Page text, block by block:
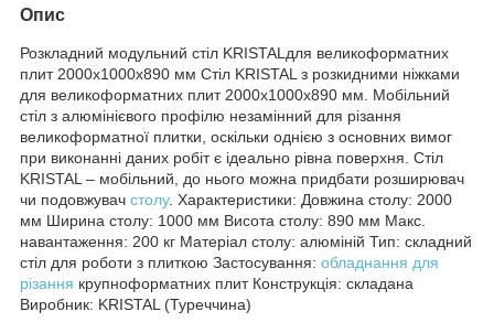
Опис
Розкладний модульний стіл KRISTALдля великоформатних
плит 2000x1000х890 мм Стіл KRISTAL з розкидними ніжками
для великоформатних плит 2000х1000х890 мм. Мобільний
стіл з алюмінієвого профілю незамінний для різання
великоформатної плитки, оскільки однією з основних вимог
при виконанні даних робіт є ідеально рівна поверхня. Стіл
KRISTAL – мобільний, до нього можна придбати розширювач
чи подовжувач столу. Характеристики: Довжина столу: 2000
мм Ширина столу: 1000 мм Висота столу: 890 мм Макс.
навантаження: 200 кг Матеріал столу: алюміній Тип: складний
стіл для роботи з плиткою Застосування: обладнання для
різання крупноформатних плит Конструкція: складана
Виробник: KRISTAL (Туреччина)